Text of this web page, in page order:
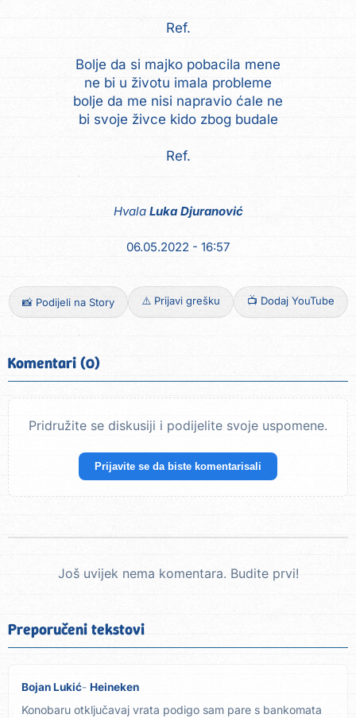
Ref.
Bolje da si majko pobacila mene
ne bi u životu imala probleme
bolje da me nisi napravio ćale ne
bi svoje živce kido zbog budale
Ref.
Hvala Luka Djuranović
06.05.2022 - 16:57
📸 Podijeli na Story ⚠️ Prijavi grešku 📺 Dodaj YouTube
Komentari (0)
Pridružite se diskusiji i podijelite svoje uspomene.
Prijavite se da biste komentarisali
Još uvijek nema komentara. Budite prvi!
Preporučeni tekstovi
Bojan Lukić Heineken
Konobaru otključavaj vrata podigo sam pare s bankomata